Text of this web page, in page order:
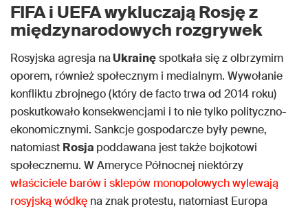
FIFA i UEFA wykluczają Rosję z
międzynarodowych rozgrywek
Rosyjska agresja naUkrainęspotkała się z olbrzymim
oporem, również społecznym i medialnym. Wywołanie
konfliktu zbrojnego (który de facto trwa od 2014 roku)
poskutkowało konsekwencjami i to nie tylko polityczno-
ekonomicznymi. Sankcje gospodarcze były pewne,
natomiast Rosja poddawana jest także bojkotowi
społecznemu. W Ameryce Północnej niektórzy
właściciele barów i sklepów monopolowych wylewają
rosyjską wódkę na znak protestu, natomiast Europa